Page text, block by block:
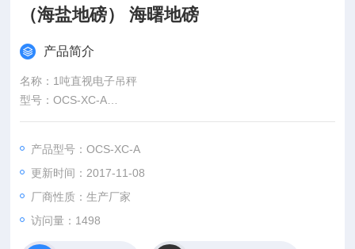
（海盐地磅） 海曙地磅
产品简介
名称：1吨直视电子吊秤
型号：OCS-XC-A
规格：1000KG/200G
用途：物流仓储行业、机械制造业、铁路运输、电缆制造、矿山
矿井等等
5吨电子吊称秤（10吨吊磅）嘉善地磅 （海盐地磅） 海曙地磅
产品型号：OCS-XC-A
更新时间：2017-11-08
厂商性质：生产厂家
访问量：1498